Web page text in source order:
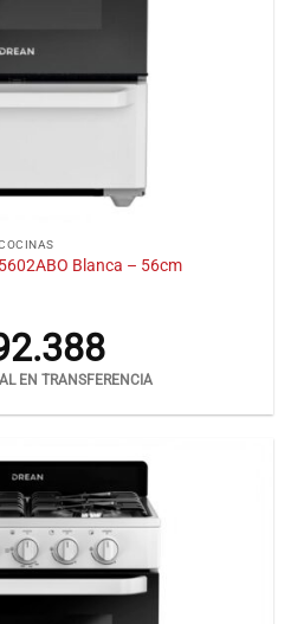
Blanca – 56cm
EN TRANSFERENCIA